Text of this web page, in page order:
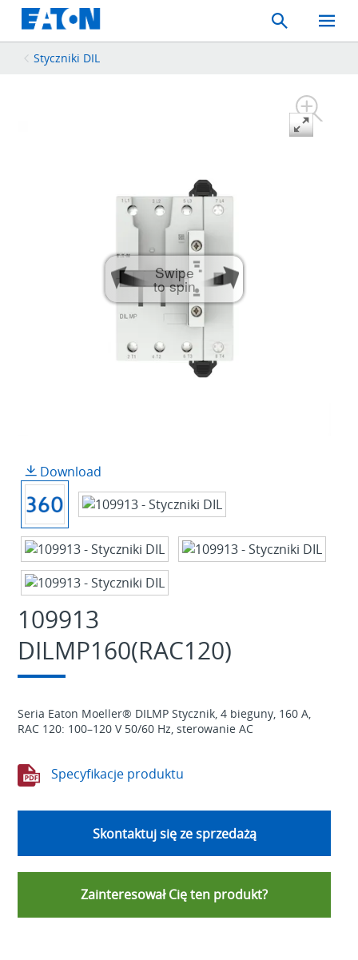
Search
Toggle
Mobile
Styczniki DIL
Swipe
to spin
Download
109913
DILMP160(RAC120)
Seria Eaton Moeller® DILMP Stycznik, 4 bieguny, 160 A,
RAC 120: 100–120 V 50/60 Hz, sterowanie AC
Specyfikacje produktu
Skontaktuj się ze sprzedażą
Zainteresował Cię ten produkt?